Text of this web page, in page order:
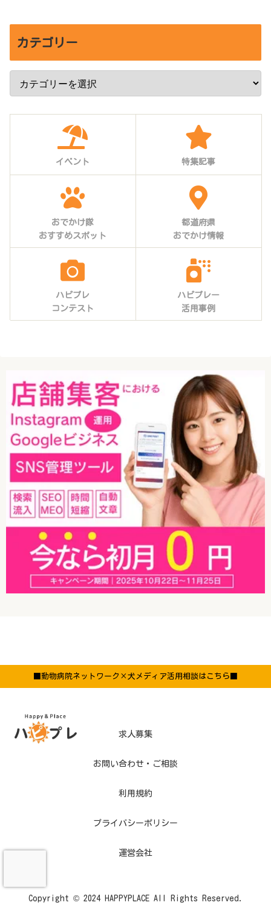
カテゴリー
イベント 特集記事
おでかけ隊
おすすめスポット
都道府県
おでかけ情報
ハピプレ
コンテスト
ハピプレー
活用事例
■動物病院ネットワーク×犬メディア活用相談はこちら■
求人募集
お問い合わせ・ご相談
利用規約
プライバシーポリシー
運営会社
Copyright © 2024 HAPPYPLACE All Rights Reserved.